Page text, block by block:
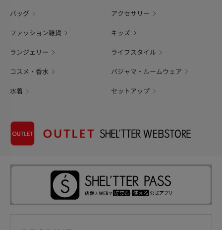
バッグ アクセサリー
ファッション雑貨 キッズ
ランジェリー ライフスタイル
コスメ・香水 パジャマ・ルームウェア
水着 セットアップ